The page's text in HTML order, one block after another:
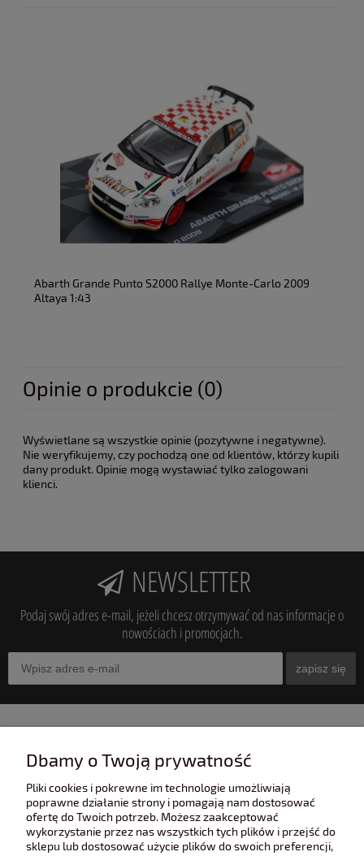
Abarth Grande Punto S2000 Rallye Monte-Carlo 2009
Altaya 1:43
Opinie o produkcie (0)
Wyświetlane są wszystkie opinie (pozytywne i negatywne).
Nie weryfikujemy, czy pochodzą one od klientów, którzy kupili
dany produkt. Opinie mogą wystawiać tylko zalogowani
klienci.
NEWSLETTER
Podaj swój adres e-mail, jeżeli chcesz otrzymywać od nas informacje o
nowościach i promocjach.
zapisz się
POMOC
Dbamy o Twoją prywatność
Pliki cookies i pokrewne im technologie umożliwiają
poprawne działanie strony i pomagają nam dostosować
ofertę do Twoich potrzeb. Możesz zaakceptować
wykorzystanie przez nas wszystkich tych plików i przejść do
sklepu lub dostosować użycie plików do swoich preferencji,